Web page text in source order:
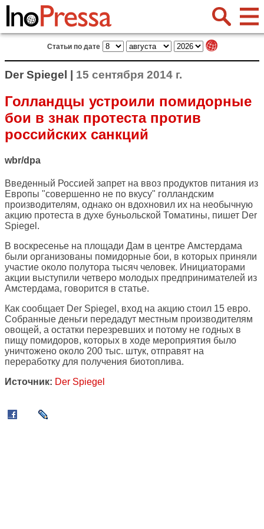
Статьи по дате
Der Spiegel | 15 сентября 2014 г.
Голландцы устроили помидорные
бои в знак протеста против
российских санкций
wbr/dpa
Введенный Россией запрет на ввоз продуктов питания из
Европы "совершенно не по вкусу" голландским
производителям, однако он вдохновил их на необычную
акцию протеста в духе буньольской Томатины, пишет Der
Spiegel .
В воскресенье на площади Дам в центре Амстердама
были организованы помидорные бои, в которых приняли
участие около полутора тысяч человек. Инициаторами
акции выступили четверо молодых предпринимателей из
Амстердама, говорится в статье.
Как сообщает Der Spiegel, вход на акцию стоил 15 евро.
Собранные деньги передадут местным производителям
овощей, а остатки перезревших и потому не годных в
пищу помидоров, которых в ходе мероприятия было
уничтожено около 200 тыс. штук, отправят на
переработку для получения биотоплива.
Источник: Der Spiegel